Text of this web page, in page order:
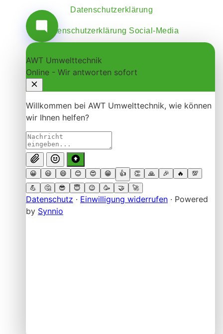
Datenschutzerklärung
Datenschutzerklärung Social-Media
Öffnungszeiten
Fr: 07:00 – 13:00 Uhr
Sa - So: Geschlossen
Warenannahme
Mo - Do: 07:00 – 09:00 Uhr | 09:30 - 12:00 Uhr | 13:00 -
Fr: 07:00 - 09:00 Uhr | 09:30 - 12:00 Uhr
Sa - So: Geschlossen